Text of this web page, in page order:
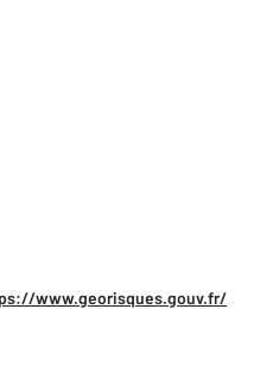
www.georisques.gouv.fr/